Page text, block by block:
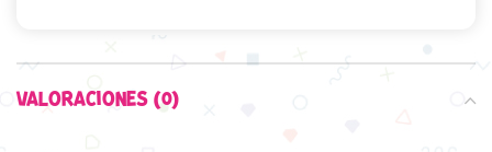
VALORACIONES (0)